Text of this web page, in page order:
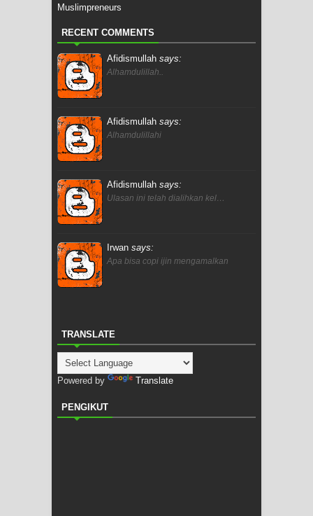
Muslimpreneurs
RECENT COMMENTS
Afidismullah says:
Alhamdulillah..
Afidismullah says:
Alhamdulillahi
Afidismullah says:
Ulasan ini telah dialihkan kel…
Irwan says:
Apa bisa copi ijin mengamalkan
TRANSLATE
Powered by Translate
PENGIKUT